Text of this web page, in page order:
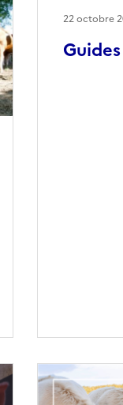
22 octobre